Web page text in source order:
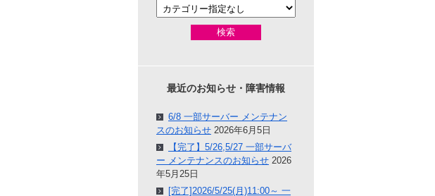
検索
最近のお知らせ・障害情報
6/8 一部サーバー メンテナン
スのお知らせ 2026年6月5日
【完了】5/26,5/27 一部サーバ
ー メンテナンスのお知らせ 2026
年5月25日
[完了]2026/5/25(月)11:00～ 一